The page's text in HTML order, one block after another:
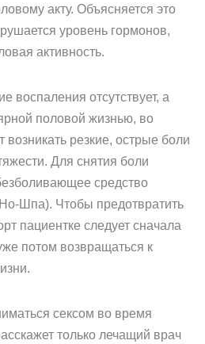
акту. Объясняется это
уровень гормонов,
активность.
воспаления отсутствует, а
половой жизнью, во
возникать резкие, острые боли
Для снятия боли
средство
Шпа). Чтобы предотвратить
пациентке следует сначала
потом возвращаться к
сексом во время
только лечащий врач